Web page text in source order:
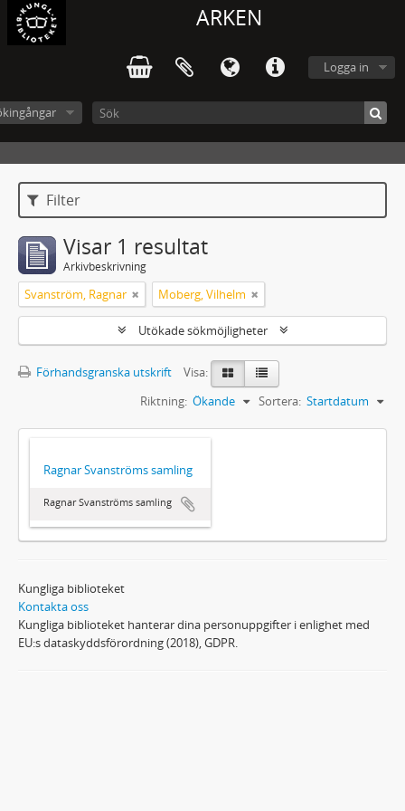
ARKEN
Logga in
Filter
Visar 1 resultat
Arkivbeskrivning
Svanström, Ragnar Moberg, Vilhelm
Utökade sökmöjligheter
Förhandsgranska utskrift
Visa:
Sortera: Startdatum
Riktning: Ökande
Ragnar Svanströms samling
Ragnar Svanströms samling
Kungliga biblioteket
Kontakta oss
Kungliga biblioteket hanterar dina personuppgifter i enlighet med
EU:s dataskyddsförordning (2018), GDPR.